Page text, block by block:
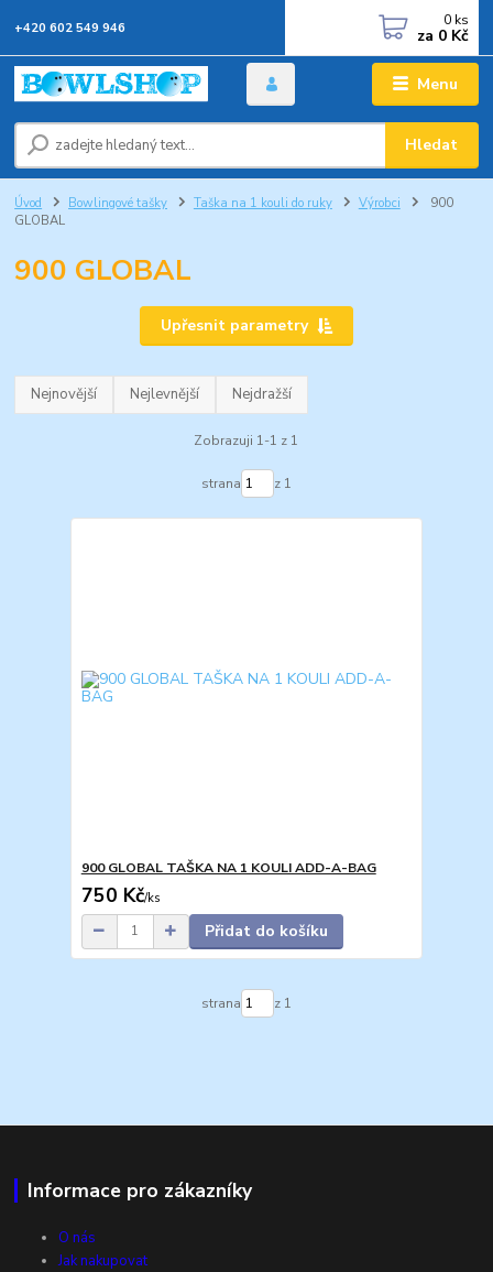
Menu
Hledat
+420 602 549 946 0 ks
za 0 Kč
Úvod Bowlingové tašky Taška na 1 kouli do ruky Výrobci
900
GLOBAL
900 GLOBAL
Upřesnit parametry
Nejnovější Nejlevnější Nejdražší
Zobrazuji 1-1 z 1
strana z 1
900 GLOBAL TAŠKA NA 1 KOULI ADD-A-BAG
750 Kč/ks
Přidat do košíku
strana z 1
Informace pro zákazníky
O nás
Jak nakupovat